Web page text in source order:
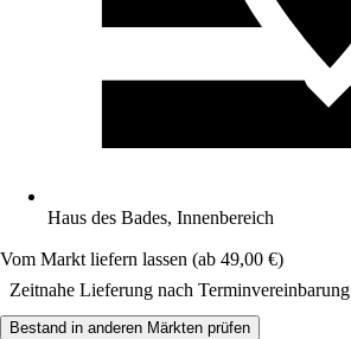
Haus des Bades, Innenbereich
Vom Markt liefern lassen (ab 49,00 €)
Zeitnahe Lieferung nach Terminvereinbarung
Bestand in anderen Märkten prüfen